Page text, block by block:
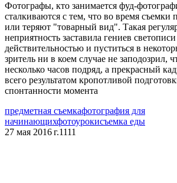
Фотографы, кто занимается фуд-
сталкиваются с тем, что во время съемки
или теряют "товарный вид". Такая
неприятность заставила гениев
действительностью и пуститься в
зритель ни в коем случае не заподозрил,
несколько часов подряд, а прекрасный
всего результатом кропотливой
спонтанности момента
предметная съемкафотография для
начинающихфотоурокисъемка еды
27 мая 2016 г.1111